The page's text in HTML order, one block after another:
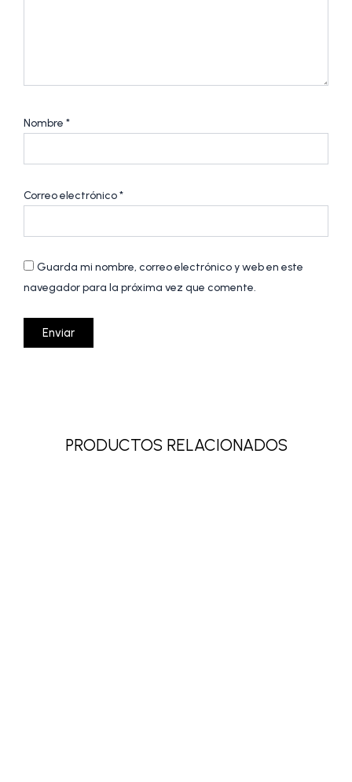
Nombre *
Correo electrónico*
Guarda mi nombre, correo electrónico y web en este
navegador para la próxima vez que comente.
PRODUCTOS RELACIONADOS